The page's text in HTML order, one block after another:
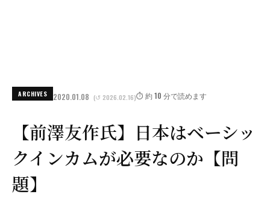
ARCHIVES 2020.01.08 (↺ 2026.02.16)⏱️ 約 10 分で読めます
【前澤友作氏】日本はベーシッ
クインカムが必要なのか【問
題】